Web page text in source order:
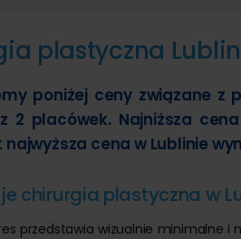
plastyczna
poniżej ceny związane
2 placówek. Najniższa
cena w Lublinie
chirurgia plastyczna w
przedstawia wizualnie minimalne